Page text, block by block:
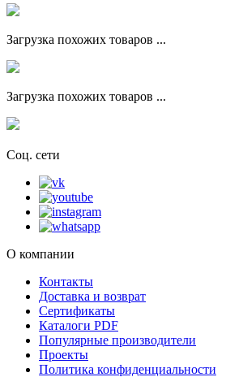
Загрузка похожих товаров ...
Загрузка похожих товаров ...
Соц. сети
О компании
Контакты
Доставка и возврат
Сертификаты
Каталоги PDF
Популярные производители
Проекты
Политика конфиденциальности